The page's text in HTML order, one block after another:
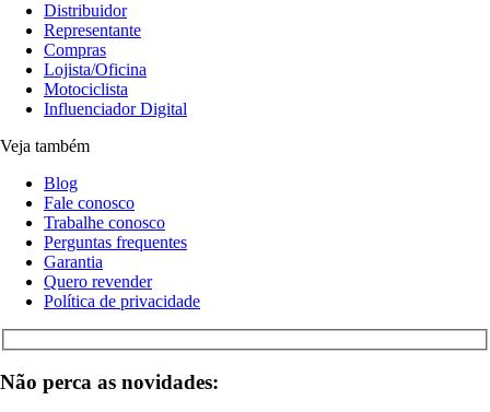
Distribuidor
Representante
Compras
Lojista/Oficina
Motociclista
Influenciador Digital
Veja também
Blog
Fale conosco
Trabalhe conosco
Perguntas frequentes
Garantia
Quero revender
Política de privacidade
Não perca as novidades: